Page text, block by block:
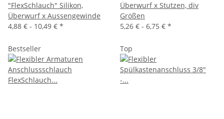
"FlexSchlauch" Silikon,
Überwurf x Aussengewinde
4,88 € - 10,49 € *
Überwurf x Stutzen, div
Größen
5,26 € - 6,75 € *
Bestseller Top